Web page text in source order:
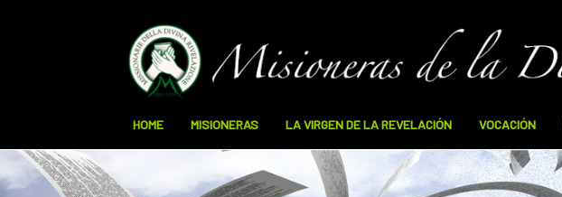
HOME MISIONERAS LA VIRGEN DE LA REVELACIÓN VOCACIÓN